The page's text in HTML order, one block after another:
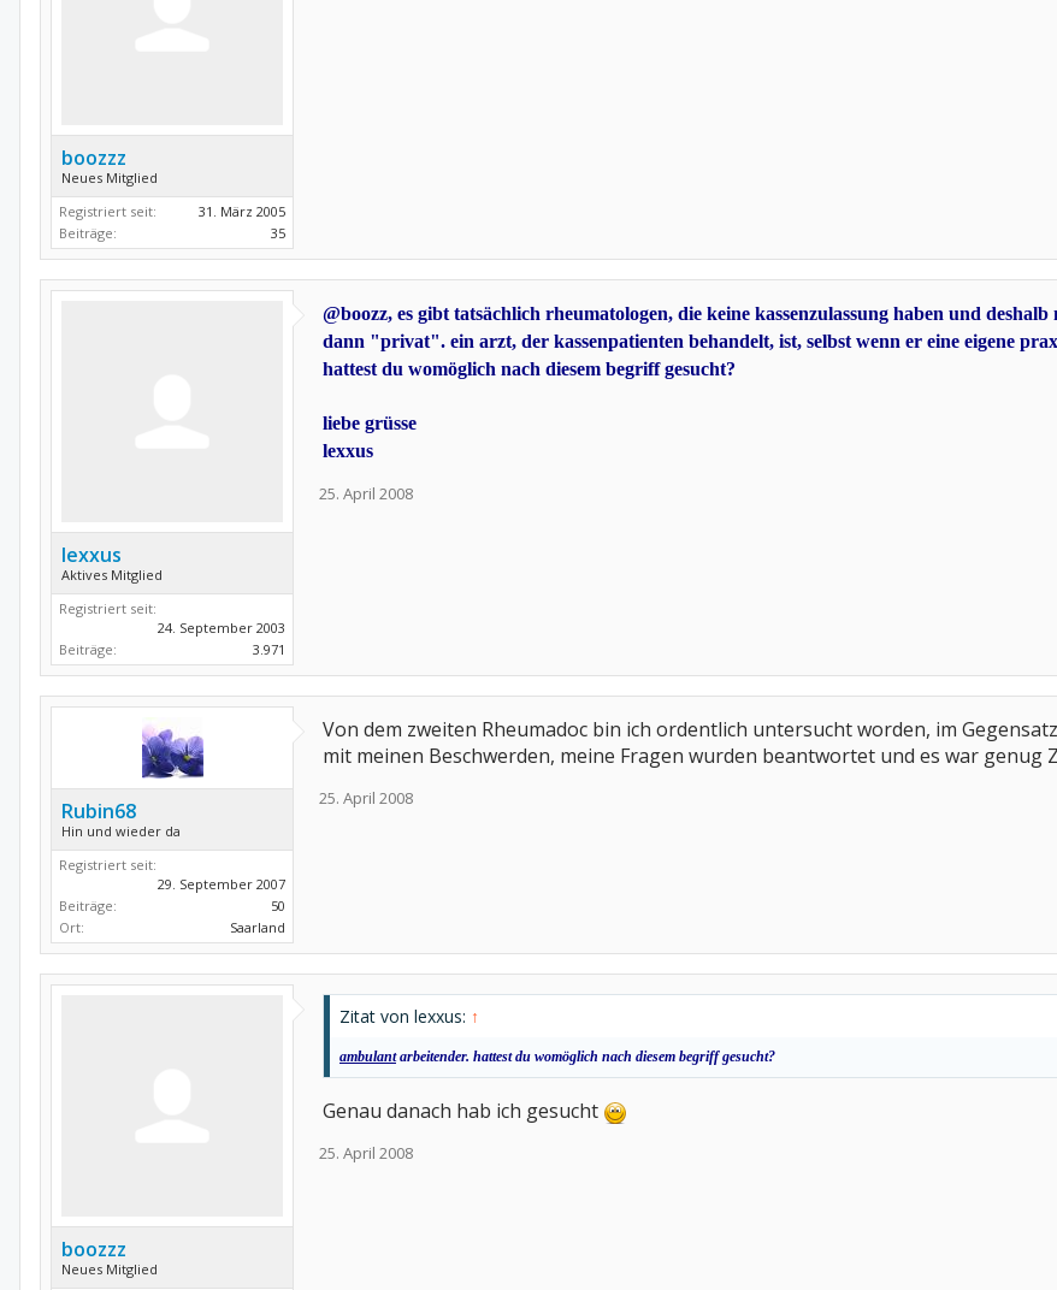
boozzz
Neues Mitglied
Registriert seit:
31. März 2005
Beiträge:
35
lexxus
Aktives Mitglied
Registriert seit:
24. September 2003
Beiträge:
3.971
@boozz, es gibt tatsächlich rheumatologen, die keine kassenzulassung haben und
dann "privat". ein arzt, der kassenpatienten behandelt, ist, selbst wenn er eine eigene
hattest du womöglich nach diesem begriff gesucht?
liebe grüsse
lexxus
25. April 2008
Rubin68
Hin und wieder da
Registriert seit:
29. September 2007
Beiträge:
50
Ort:
Saarland
Von dem zweiten Rheumadoc bin ich ordentlich untersucht worden, im
mit meinen Beschwerden, meine Fragen wurden beantwortet und es war genug
25. April 2008
boozzz
Neues Mitglied
Zitat von lexxus: ↑
ambulantarbeitender. hattest du womöglich nach diesem begriff gesucht?
Genau danach hab ich gesucht
25. April 2008